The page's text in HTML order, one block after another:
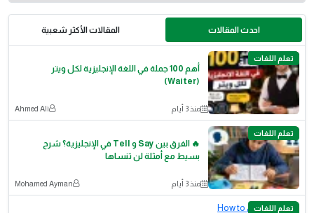
احدث المقالات المقالات الأكثر شعبية
تعلم اللغات
أهم 100 جملة في اللغة الإنجليزية لكل ويتر
(Waiter)
منذ 3 أيام Ahmed Ali
تعلم اللغات
🔥 الفرق بين Say و Tell في الإنجليزية؟ شرح
بسيط مع أمثلة لن تنساها
منذ 3 أيام Mohamed Ayman
تعلم اللغات